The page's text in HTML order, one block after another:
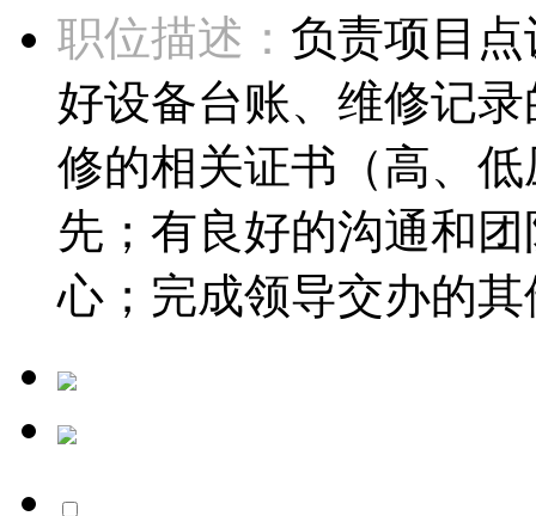
职位描述： 负责项目
好设备台账、维修记
修的相关证书（高、
先；有良好的沟通和
心；完成领导交办的